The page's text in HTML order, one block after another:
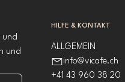
und
und
HILFE & KONTAKT
ALLGEMEIN
info@vicafe.ch
+41 43 960 38 20